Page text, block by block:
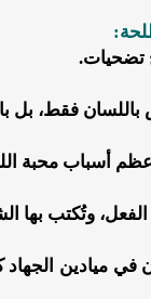
تضحيات.
باللسان فقط، بل
أسباب محبة
وتُكتب بها
في ميادين